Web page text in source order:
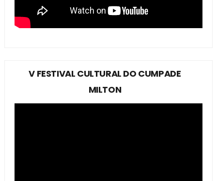
V FESTIVAL CULTURAL DO CUMPADE
MILTON